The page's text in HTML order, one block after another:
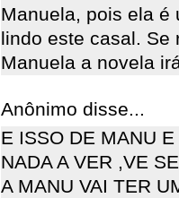
Manuela, pois ela é
lindo este casal.
Manuela a novela
Anônimo disse...
E ISSO DE MANU
NADA A VER ,VE
A MANU VAI TER